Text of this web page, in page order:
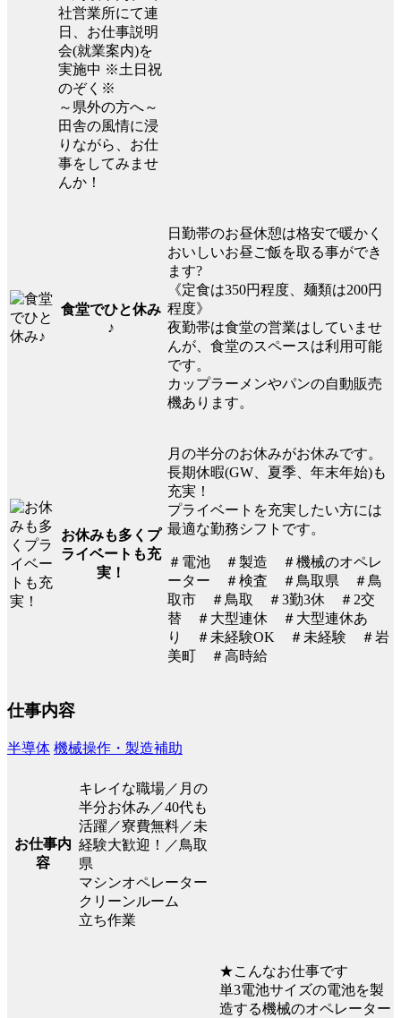
社営業所にて連
日、お仕事説明
会(就業案内)を
実施中 ※土日祝
のぞく※
～県外の方へ～
田舎の風情に浸
りながら、お仕
事をしてみませ
んか！
食堂でひと休み
♪
日勤帯のお昼休憩は格安で暖かく
おいしいお昼ご飯を取る事ができ
ます?
《定食は350円程度、麺類は200円
程度》
夜勤帯は食堂の営業はしていませ
んが、食堂のスペースは利用可能
です。
カップラーメンやパンの自動販売
機あります。
お休みも多くプ
ライベートも充
実！
月の半分のお休みがお休みです。
長期休暇(GW、夏季、年末年始)も
充実！
プライベートを充実したい方には
最適な勤務シフトです。
＃電池 ＃製造 ＃機械のオペレ
ーター ＃検査 ＃鳥取県 ＃鳥
取市 ＃鳥取 ＃3勤3休 ＃2交
替 ＃大型連休 ＃大型連休あ
り ＃未経験OK ＃未経験 ＃岩
美町 ＃高時給
仕事内容
半導体 機械操作・製造補助
お仕事内
容
キレイな職場／月の
半分お休み／40代も
活躍／寮費無料／未
経験大歓迎！／鳥取
県
マシンオペレーター
クリーンルーム
立ち作業
★こんなお仕事です
単3電池サイズの電池を製
造する機械のオペレーター